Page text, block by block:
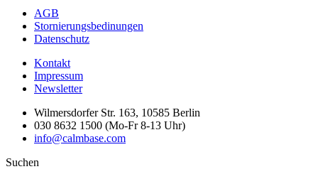
AGB
Stornierungsbedinungen
Datenschutz
Kontakt
Impressum
Newsletter
Wilmersdorfer Str. 163, 10585 Berlin
030 8632 1500 (Mo-Fr 8-13 Uhr)
info@calmbase.com
Suchen